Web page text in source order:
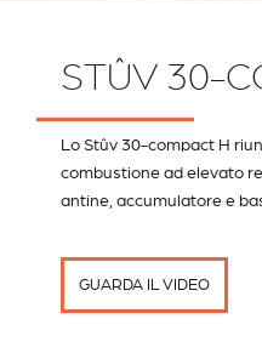
STÛV 30-
Lo Stûv 30-compact H
combustione ad elevato
antine, accumulatore e
GUARDA IL VIDEO